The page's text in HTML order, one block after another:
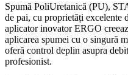
Spumă PoliUretanică (PU),
de pai, cu proprietăți excelente
aplicator inovator ERGO
aplicarea spumei cu o singură
oferă control deplin asupra
profesionist.